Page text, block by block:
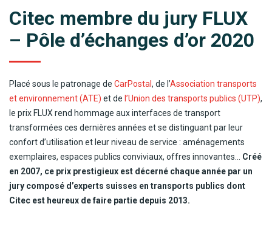
Citec membre du jury FLUX
– Pôle d’échanges d’or 2020
Placé sous le patronage de CarPostal, de l’Association transports
et environnement (ATE) et de l’Union des transports publics (UTP),
le prix FLUX rend hommage aux interfaces de transport
transformées ces dernières années et se distinguant par leur
confort d’utilisation et leur niveau de service : aménagements
exemplaires, espaces publics conviviaux, offres innovantes… Créé
en 2007, ce prix prestigieux est décerné chaque année par un
jury composé d’experts suisses en transports publics dont
Citec est heureux de faire partie depuis 2013.